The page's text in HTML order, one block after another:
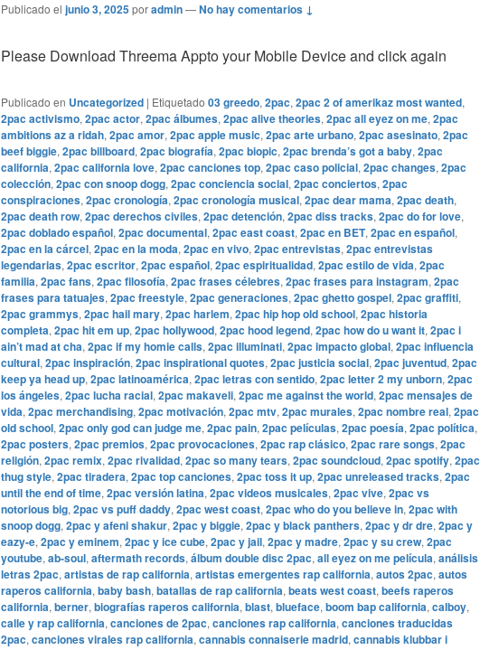
Publicado el junio 3, 2025poradmin—No hay comentarios ↓
Please Download Threema Appto your Mobile Device and click again
Publicado en Uncategorized | Etiquetado 03 greedo, 2pac, 2pac 2 of amerikaz most wanted,
2pac activismo, 2pac actor, 2pac álbumes, 2pac alive theories, 2pac all eyez on me, 2pac
ambitions az a ridah, 2pac amor, 2pac apple music, 2pac arte urbano, 2pac asesinato, 2pac
beef biggie, 2pac billboard, 2pac biografía, 2pac biopic, 2pac brenda’s got a baby, 2pac
california, 2pac california love, 2pac canciones top, 2pac caso policial, 2pac changes, 2pac
colección, 2pac con snoop dogg, 2pac conciencia social, 2pac conciertos, 2pac
conspiraciones, 2pac cronología, 2pac cronología musical, 2pac dear mama, 2pac death,
2pac death row, 2pac derechos civiles, 2pac detención, 2pac diss tracks, 2pac do for love,
2pac doblado español, 2pac documental, 2pac east coast, 2pac en BET, 2pac en español,
2pac en la cárcel, 2pac en la moda, 2pac en vivo, 2pac entrevistas, 2pac entrevistas
legendarias, 2pac escritor, 2pac español, 2pac espiritualidad, 2pac estilo de vida, 2pac
familia, 2pac fans, 2pac filosofía, 2pac frases célebres, 2pac frases para instagram, 2pac
frases para tatuajes, 2pac freestyle, 2pac generaciones, 2pac ghetto gospel, 2pac graffiti,
2pac grammys, 2pac hail mary, 2pac harlem, 2pac hip hop old school, 2pac historia
completa, 2pac hit em up, 2pac hollywood, 2pac hood legend, 2pac how do u want it, 2pac i
ain’t mad at cha, 2pac if my homie calls, 2pac illuminati, 2pac impacto global, 2pac influencia
cultural, 2pac inspiración, 2pac inspirational quotes, 2pac justicia social, 2pac juventud, 2pac
keep ya head up, 2pac latinoamérica, 2pac letras con sentido, 2pac letter 2 my unborn, 2pac
los ángeles, 2pac lucha racial, 2pac makaveli, 2pac me against the world, 2pac mensajes de
vida, 2pac merchandising, 2pac motivación, 2pac mtv, 2pac murales, 2pac nombre real, 2pac
old school, 2pac only god can judge me, 2pac pain, 2pac películas, 2pac poesía, 2pac política,
2pac posters, 2pac premios, 2pac provocaciones, 2pac rap clásico, 2pac rare songs, 2pac
religión, 2pac remix, 2pac rivalidad, 2pac so many tears, 2pac soundcloud, 2pac spotify, 2pac
thug style, 2pac tiradera, 2pac top canciones, 2pac toss it up, 2pac unreleased tracks, 2pac
until the end of time, 2pac versión latina, 2pac videos musicales, 2pac vive, 2pac vs
notorious big, 2pac vs puff daddy, 2pac west coast, 2pac who do you believe in, 2pac with
snoop dogg, 2pac y afeni shakur, 2pac y biggie, 2pac y black panthers, 2pac y dr dre, 2pac y
eazy-e, 2pac y eminem, 2pac y ice cube, 2pac y jail, 2pac y madre, 2pac y su crew, 2pac
youtube, ab-soul, aftermath records, álbum double disc 2pac, all eyez on me película, análisis
letras 2pac, artistas de rap california, artistas emergentes rap california, autos 2pac, autos
raperos california, baby bash, batallas de rap california, beats west coast, beefs raperos
california, berner, biografías raperos california, blast, blueface, boom bap california, calboy,
calle y rap california, canciones de 2pac, canciones rap california, canciones traducidas
2pac, canciones virales rap california, cannabis connaiserie madrid, cannabis klubbar i